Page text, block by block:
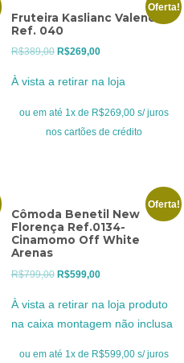
Oferta!
Fruteira Kaslianc Valencia
Ref. 040
R$389,00 O
era:
R$389,00.
R$269,00O
atual
é:
R$269,00.
À vista a retirar na loja
ou em até 1x de R$269,00 s/ juros
nos cartões de crédito
Oferta!
Cômoda Benetil New
Florença Ref.0134-
Cinamomo Off White
Arenas
R$799,00 O
R$799,00.
R$599,00O
atual
R$599,00.
À vista a retirar na loja produto
na caixa montagem não inclusa
ou em até 1x de R$599,00 s/ juros